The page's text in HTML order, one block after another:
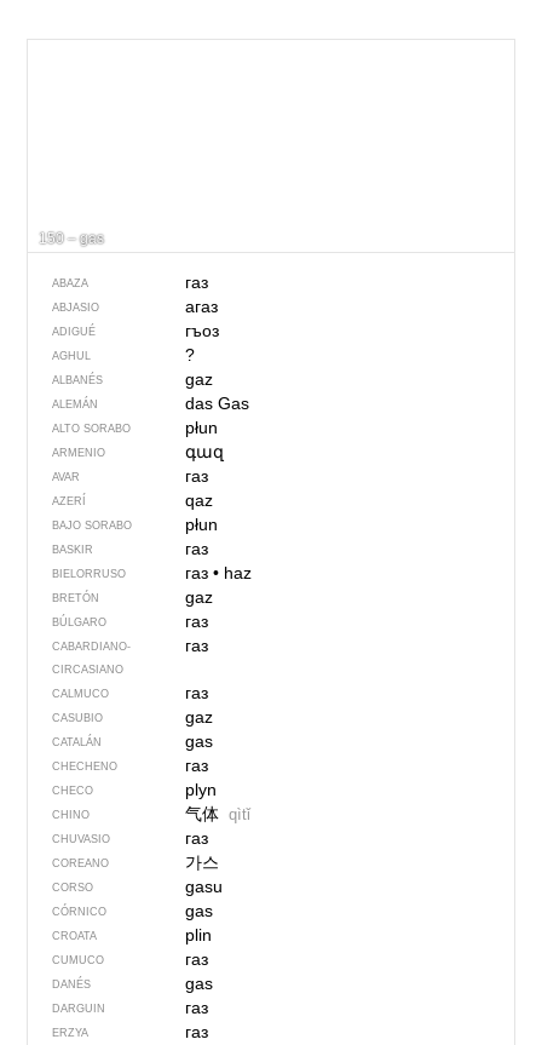
150 – gas
ABAZA газ
ABJASIO агаз
ADIGUÉ гъоз
AGHUL ?
ALBANÉS gaz
ALEMÁN das Gas
ALTO SORABO płun
ARMENIO գազ
AVAR газ
AZERÍ qaz
BAJO SORABO płun
BASKIR газ
BIELORRUSO газ• haz
BRETÓN gaz
BÚLGARO газ
CABARDIANO-
CIRCASIANO
газ
CALMUCO газ
CASUBIO gaz
CATALÁN gas
CHECHENO газ
CHECO plyn
CHINO 气体 qìtǐ
CHUVASIO газ
COREANO 가스
CORSO gasu
CÓRNICO gas
CROATA plin
CUMUCO газ
DANÉS gas
DARGUIN газ
ERZYA газ